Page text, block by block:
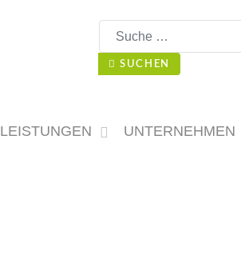
Suchen
SUCHEN
LEISTUNGEN UNTERNEHMEN